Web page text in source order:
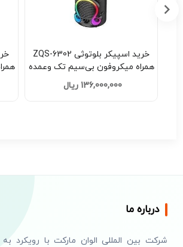
خرید اسپیکر بلوتوثی ZQS-6302
همراه میکروفون بی‌سیم تک وعمده
136,000,000 ریال
درباره ما
شرکت بین المللی الوان مارکت با رویکرد